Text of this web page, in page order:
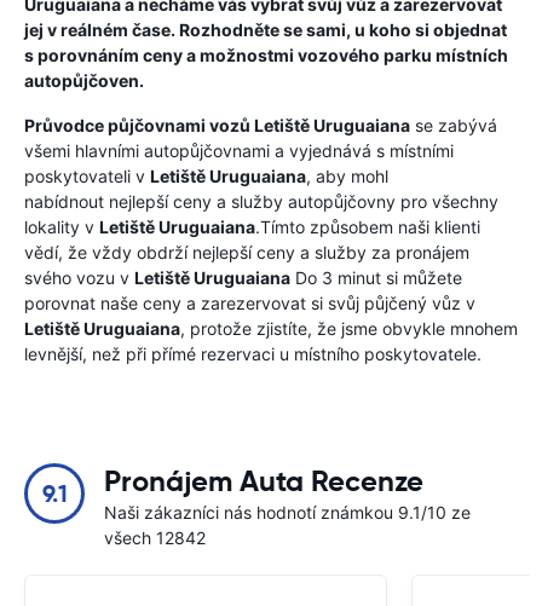
Uruguaianaa necháme vás vybrat svůj vůz a zarezervovat
jej v reálném čase. Rozhodněte se sami, u koho si objednat
s porovnáním ceny a možnostmi vozového parku místních
autopůjčoven.
Průvodce půjčovnami vozů Letiště Uruguaiana se zabývá
všemi hlavními autopůjčovnami a vyjednává s místními
poskytovateli v Letiště Uruguaiana, aby mohl
nabídnout nejlepší ceny a služby autopůjčovny pro všechny
lokality v Letiště Uruguaiana.Tímto způsobem naši klienti
vědí, že vždy obdrží nejlepší ceny a služby za pronájem
svého vozu v Letiště Uruguaiana Do 3 minut si můžete
porovnat naše ceny a zarezervovat si svůj půjčený vůz v
Letiště Uruguaiana, protože zjistíte, že jsme obvykle mnohem
levnější, než při přímé rezervaci u místního poskytovatele.
9.1 Pronájem Auta Recenze
Naši zákazníci nás hodnotí známkou 9.1/10 ze
všech 12842